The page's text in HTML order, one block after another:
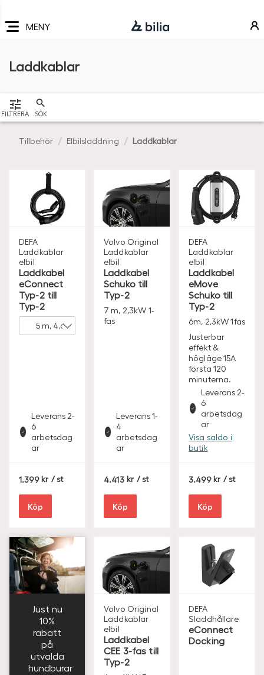
huvudmeny
innehåll
sidfot MENY
Laddkablar
VISA
FILTRERA SÖK
Tillbehör Elbilsladdning Laddkablar
DEFA
Laddkablar
elbil
Laddkabel
eConnect
Typ-2 till
Typ-2
Leverans 2-
6
arbetsdag
ar
1.399 S / st
Köp
Volvo Original
Laddkablar
elbil
Laddkabel
Schuko till
Typ-2
7 m, 2,3kW 1-
fas
Leverans 1-
4
arbetsdag
ar
4.413 S / st
Köp
DEFA
Laddkablar
elbil
Laddkabel
eMove
Schuko till
Typ-2
6m, 2,3kW 1fas
Justerbar
effekt &
högläge 15A
första 120
minuterna.
Leverans 2-
6
arbetsdag
ar
Visa saldo i
butik
3.499 S / st
Köp
Just nu
10%
rabatt
på
utvalda
hundburar
Volvo Original
Laddkablar
elbil
Laddkabel
CEE 3-fas till
Typ-2
DEFA
Sladdhållare
eConnect
Docking